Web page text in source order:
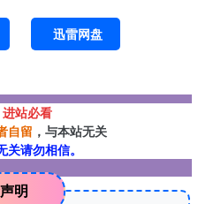
迅雷网盘
站必看
自留 ，与本站无关
请勿相信。
明